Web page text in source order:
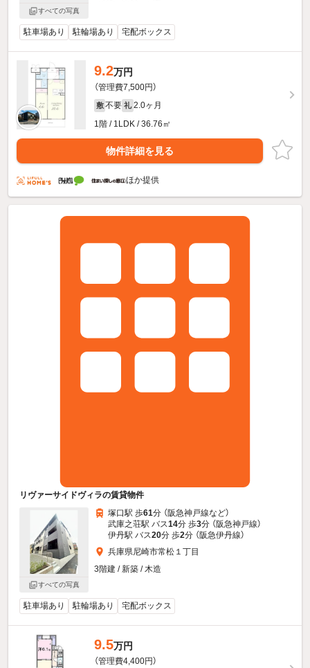
すべての写真
駐車場あり 駐輪場あり 宅配ボックス
9.2万円
（管理費7,500円）
敷 不要 礼 2.0ヶ月
1階 / 1LDK / 36.76㎡
物件詳細を見る
ほか提供
リヴァーサイドヴィラの賃貸物件
すべての写真
塚口駅 歩61分 （阪急神戸線など）
武庫之荘駅 バス14分 歩3分 （阪急神戸線）
伊丹駅 バス20分 歩2分 （阪急伊丹線）
兵庫県尼崎市常松１丁目
3階建 / 新築 / 木造
駐車場あり 駐輪場あり 宅配ボックス
9.5万円
（管理費4,400円）